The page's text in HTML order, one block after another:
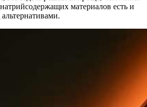
материалов есть и